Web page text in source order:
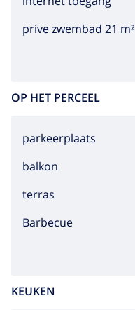
prive zwembad 21 m²
OP HET PERCEEL
parkeerplaats
balkon
terras
barbecue
KEUKEN